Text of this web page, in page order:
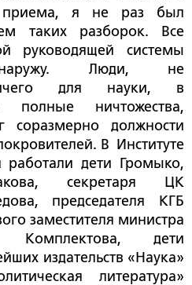
приема, я не раз был
таких разборок. Все
руководящей системы
наружу. Люди, не
для науки, в
полные ничтожества,
соразмерно должности
В Институте
дети Громыко,
секретаря ЦК
председателя КГБ
заместителя министра
Комплектова, дети
издательств «Наука»
литература»